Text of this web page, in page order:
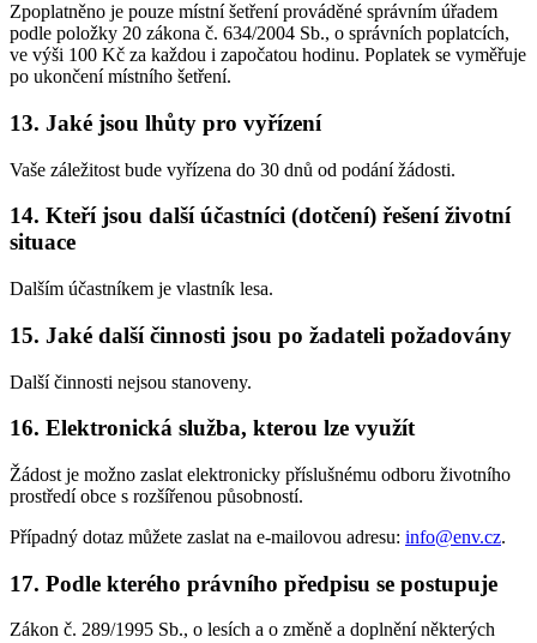
Zpoplatněno je pouze místní šetření prováděné správním úřadem
podle položky 20 zákona č. 634/2004 Sb., o správních poplatcích,
ve výši 100 Kč za každou i započatou hodinu. Poplatek se vyměřuje
po ukončení místního šetření.
13. Jaké jsou lhůty pro vyřízení
Vaše záležitost bude vyřízena do 30 dnů od podání žádosti.
14. Kteří jsou další účastníci (dotčení) řešení životní
situace
Dalším účastníkem je vlastník lesa.
15. Jaké další činnosti jsou po žadateli požadovány
Další činnosti nejsou stanoveny.
16. Elektronická služba, kterou lze využít
Žádost je možno zaslat elektronicky příslušnému odboru životního
prostředí obce s rozšířenou působností.
Případný dotaz můžete zaslat na e-mailovou adresu: info@env.cz.
17. Podle kterého právního předpisu se postupuje
Zákon č. 289/1995 Sb., o lesích a o změně a doplnění některých